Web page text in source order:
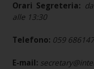
Orari Segreteria:
alle 13:30
Telefono: 059
E-mail: